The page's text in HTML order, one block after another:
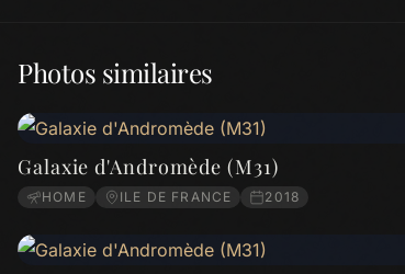
Photos similaires
Galaxie d'Andromède (M31)
HOME ILE DE FRANCE 2018